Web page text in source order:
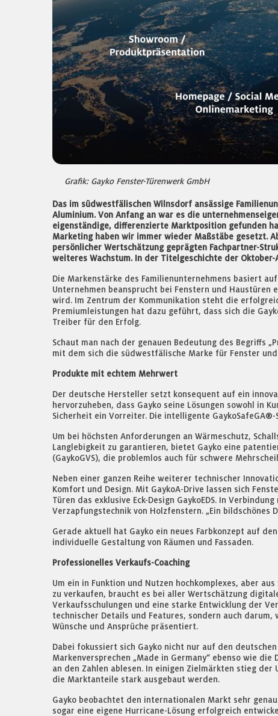
Grafik: Gayko Fenster-Türenwerk GmbH
Das im südwestfälischen Wilnsdorf ansässige
Aluminium. Von Anfang an war es die
eigenständige, differenzierte Marktposition gefunden
Marketing haben wir immer wieder Maßstäbe gesetzt.
persönlicher Wertschätzung geprägten Fachpartner-
weiteres Wachstum. In der Titelgeschichte der
Die Markenstärke des Familienunternehmens basiert
Unternehmen beansprucht bei Fenstern und Haustüren
wird. Im Zentrum der Kommunikation steht die
Premiumleistungen hat dazu geführt, dass sich die
Treiber für den Erfolg.
Schaut man nach der genauen Bedeutung des Begriffs
mit dem sich die südwestfälische Marke für Fenster
Produkte mit echtem Mehrwert
Der deutsche Hersteller setzt konsequent auf ein
hervorzuheben, dass Gayko seine Lösungen sowohl in
Sicherheit ein Vorreiter. Die intelligente
Um bei höchsten Anforderungen an Wärmeschutz,
Langlebigkeit zu garantieren, bietet Gayko eine
(GaykoGVS), die problemlos auch für schwere
Neben einer ganzen Reihe weiterer technischer
Komfort und Design. Mit GaykoA-Drive lassen sich
Türen das exklusive Eck-Design GaykoEDS. In
Verzapfungstechnik von Holzfenstern. „Ein bildschönes
Gerade aktuell hat Gayko ein neues Farbkonzept auf
individuelle Gestaltung von Räumen und Fassaden.
Professionelles Verkaufs-Coaching
Um ein in Funktion und Nutzen hochkomplexes, aber
zu verkaufen, braucht es bei aller Wertschätzung
Verkaufsschulungen und eine starke Entwicklung der
technischer Details und Features, sondern auch
Wünsche und Ansprüche präsentiert.
Dabei fokussiert sich Gayko nicht nur auf den
Markenversprechen „Made in Germany“ ebenso wie die
an den Zahlen ablesen. In einigen Zielmärkten stieg der
die Marktanteile stark ausgebaut werden.
Gayko beobachtet den internationalen Markt sehr
sogar eine eigene Hurricane-Lösung erfolgreich